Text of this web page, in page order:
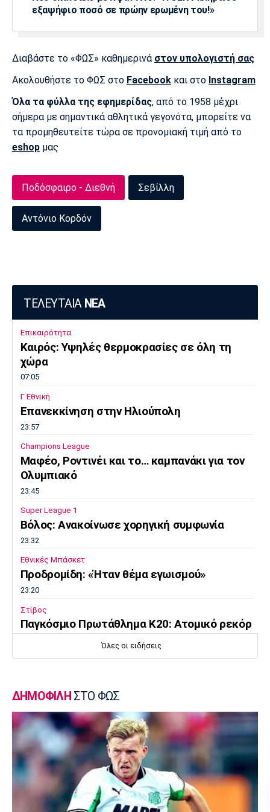
Πόρτο Μπενφίκα
εξαψήφιο ποσό σε πρώην ερωμένη του!»
Διαβάστε το «ΦΩΣ» καθημερινά στον υπολογιστή σας
Ακολουθήστε το ΦΩΣ στο Facebook και στο Instagram
Όλα τα φύλλα της εφημερίδας, από το 1958 μέχρι
σήμερα με σημαντικά αθλητικά γεγονότα, μπορείτε να
τα προμηθευτείτε τώρα σε προνομιακή τιμή από το
eshop μας
Ποδόσφαιρο - Διεθνή Σεβίλλη
Αντόνιο Κορδόν
ΤΕΛΕΥΤΑΙΑ ΝΕΑ
Επικαιρότητα
Καιρός: Υψηλές θερμοκρασίες σε όλη τη
χώρα
07:05
Γ Εθνική
Επανεκκίνηση στην Ηλιούπολη
23:57
Champions League
Μαφέο, Ροντινέι και το… καμπανάκι για τον
Ολυμπιακό
23:45
Super League 1
Βόλος: Ανακοίνωσε χορηγική συμφωνία
23:32
Εθνικές Μπάσκετ
Προδρομίδη: «Ήταν θέμα εγωισμού»
23:20
Στίβος
Παγκόσμιο Πρωτάθλημα Κ20: Ατομικό ρεκόρ
η Γέρου, το πάλεψε η Πάσιου
Παρί Σεν Ζερμέν: Ισόπαλο το φιλικό με τη
Μάντσεστερ Γιουνάιτεντ
22:55
Ποδόσφαιρο - Διεθνή
Σκωτία: «Δύο στα δύο» η Σεντ Μίρεν, πρώτη
νίκη για Νταντί
22:40
Επικαιρότητα
Όλες οι ειδήσεις
ΔΗΜΟΦΙΛΗ ΣΤΟ ΦΩΣ